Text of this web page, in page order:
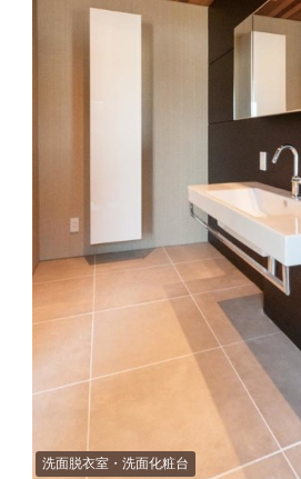
洗面脱衣室・洗面化粧台